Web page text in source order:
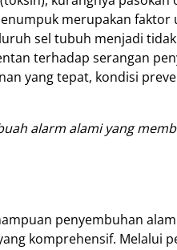
merupakan faktor
sel tubuh menjadi
terhadap serangan
yang tepat, kondisi
alarm alami yang
penyembuhan
komprehensif. Melalui